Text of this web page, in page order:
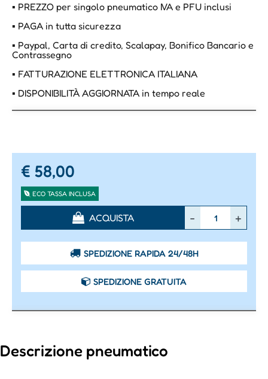
▪ PREZZO per singolo pneumatico IVA e PFU inclusi
▪ PAGA in tutta sicurezza
▪ Paypal, Carta di credito, Scalapay, Bonifico Bancario e
Contrassegno
▪ FATTURAZIONE ELETTRONICA ITALIANA
▪ DISPONIBILITÀ AGGIORNATA in tempo reale
€ 58,00
ECO TASSA INCLUSA
ACQUISTA
SPEDIZIONE RAPIDA 24/48H
SPEDIZIONE GRATUITA
Descrizione pneumatico